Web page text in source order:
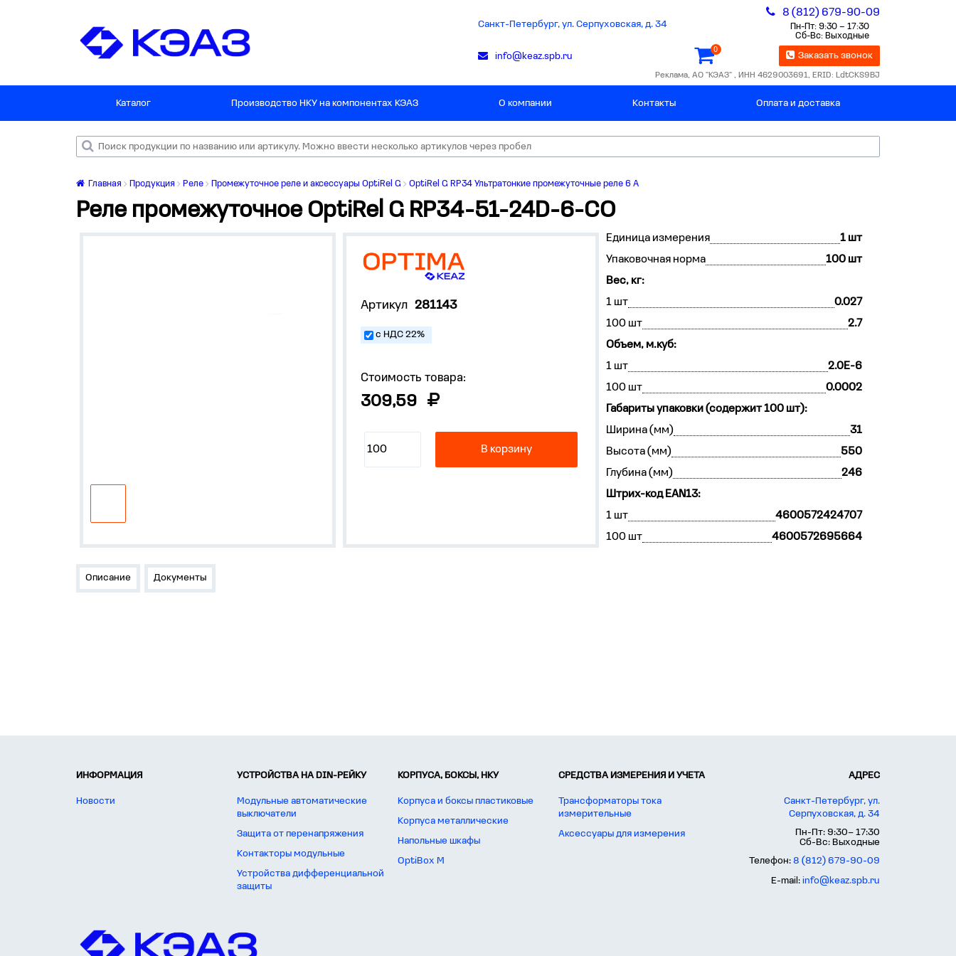
Санкт-Петербург, ул. Серпуховская, д. 34
8 (812) 679-90-09
Пн-Пт: 9:30 – 17:30
Сб-Вс: Выходные
info@keaz.spb.ru
0
Заказать звонок
Реклама, АО "КЭАЗ" , ИНН 4629003691, ERID: LdtCKS9BJ
Каталог Производство НКУ на компонентах КЭАЗ О компании Контакты Оплата и доставка
Главная Продукция Реле Промежуточное реле и аксессуары OptiRel G OptiRel G RP34 Ультратонкие промежуточные реле 6 А
Реле промежуточное OptiRel G RP34-51-24D-6-CO
Артикул 281143
с НДС 22%
Стоимость товара:
309,59
В корзину
Единица измерения
1 шт
Упаковочная норма
100 шт
Вес, кг:
1 шт
0.027
100 шт
2.7
Объем, м.куб:
1 шт
2.0E-6
100 шт
0.0002
Габариты упаковки (содержит 100 шт):
Ширина (мм)
31
Высота (мм)
550
Глубина (мм)
246
Штрих-код EAN13:
1 шт
4600572424707
100 шт
4600572695664
Описание Документы
ИНФОРМАЦИЯ
Новости
УСТРОЙСТВА НА DIN-РЕЙКУ
Модульные автоматические
выключатели
Защита от перенапряжения
Контакторы модульные
Устройства дифференциальной
защиты
КОРПУСА, БОКСЫ, НКУ
Корпуса и боксы пластиковые
Корпуса металлические
Напольные шкафы
OptiBox M
СРЕДСТВА ИЗМЕРЕНИЯ И УЧЕТА
Трансформаторы тока
измерительные
Аксессуары для измерения
АДРЕС
Санкт-Петербург, ул.
Серпуховская, д. 34
Пн-Пт: 9:30– 17:30
Сб-Вс: Выходные
Телефон: 8 (812) 679-90-09
E-mail: info@keaz.spb.ru